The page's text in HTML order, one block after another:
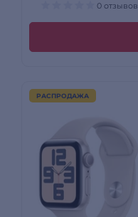
0 отзывов
РАСПРОДАЖА